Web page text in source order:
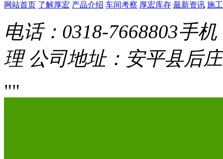
网站首页 了解厚宏 产品介绍 车间考察 厚宏库存 最新资讯 施
电话：0318-7668803手机
理 公司地址：安平县后